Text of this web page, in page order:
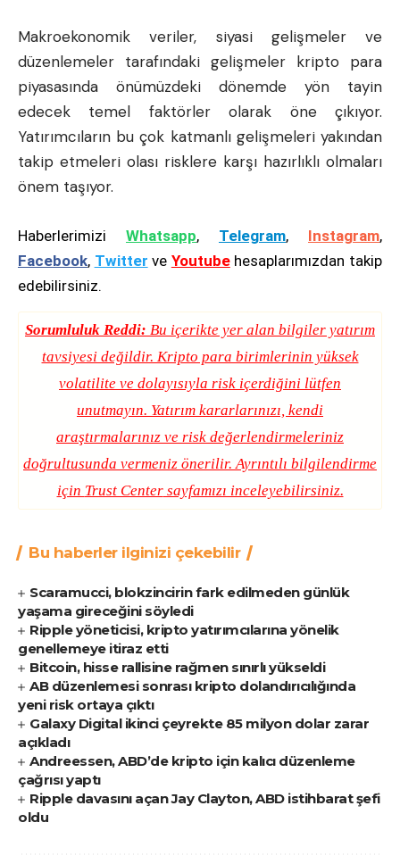
Makroekonomik veriler, siyasi gelişmeler ve
düzenlemeler tarafındaki gelişmeler kripto para
piyasasında önümüzdeki dönemde yön tayin
edecek temel faktörler olarak öne çıkıyor.
Yatırımcıların bu çok katmanlı gelişmeleri yakından
takip etmeleri olası risklere karşı hazırlıklı olmaları
önem taşıyor.
Haberlerimizi Whatsapp, Telegram, Instagram,
Facebook, Twitter ve Youtubehesaplarımızdan takip
edebilirsiniz.
Sorumluluk Reddi: Bu içerikte yer alan bilgiler yatırım
tavsiyesi değildir. Kripto para birimlerinin yüksek
volatilite ve dolayısıyla risk içerdiğini lütfen
unutmayın. Yatırım kararlarınızı, kendi
araştırmalarınız ve risk değerlendirmeleriniz
doğrultusunda vermeniz önerilir. Ayrıntılı bilgilendirme
için Trust Centersayfamızı inceleyebilirsiniz.
Bu haberler ilginizi çekebilir
Scaramucci, blokzincirin fark edilmeden günlük
yaşama gireceğini söyledi
Ripple yöneticisi, kripto yatırımcılarına yönelik
genellemeye itiraz etti
Bitcoin, hisse rallisine rağmen sınırlı yükseldi
AB düzenlemesi sonrası kripto dolandırıcılığında
yeni risk ortaya çıktı
Galaxy Digital ikinci çeyrekte 85 milyon dolar zarar
açıkladı
Andreessen, ABD’de kripto için kalıcı düzenleme
çağrısı yaptı
Ripple davasını açan Jay Clayton, ABD istihbarat şefi
oldu